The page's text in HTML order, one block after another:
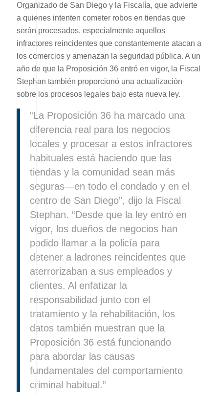
Organizado de San Diego y la Fiscalía, que advierte
a quienes intenten cometer robos en tiendas que
serán procesados, especialmente aquellos
infractores reincidentes que constantemente atacan a
los comercios y amenazan la seguridad pública. A un
año de que la Proposición 36 entró en vigor, la Fiscal
Stephan también proporcionó una actualización
sobre los procesos legales bajo esta nueva ley.
“La Proposición 36 ha marcado una
diferencia real para los negocios
locales y procesar a estos infractores
habituales está haciendo que las
tiendas y la comunidad sean más
seguras—en todo el condado y en el
centro de San Diego”, dijo la Fiscal
Stephan. “Desde que la ley entró en
vigor, los dueños de negocios han
podido llamar a la policía para
detener a ladrones reincidentes que
aterrorizaban a sus empleados y
clientes. Al enfatizar la
responsabilidad junto con el
tratamiento y la rehabilitación, los
datos también muestran que la
Proposición 36 está funcionando
para abordar las causas
fundamentales del comportamiento
criminal habitual.”